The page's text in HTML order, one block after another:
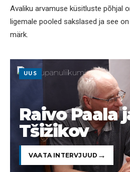
Avaliku arvamuse küsitluste põhjal
ligemale pooled sakslased ja see
märk.
UUS
Raivo Paala
Tšižikov
VAATA INTERVJUUD